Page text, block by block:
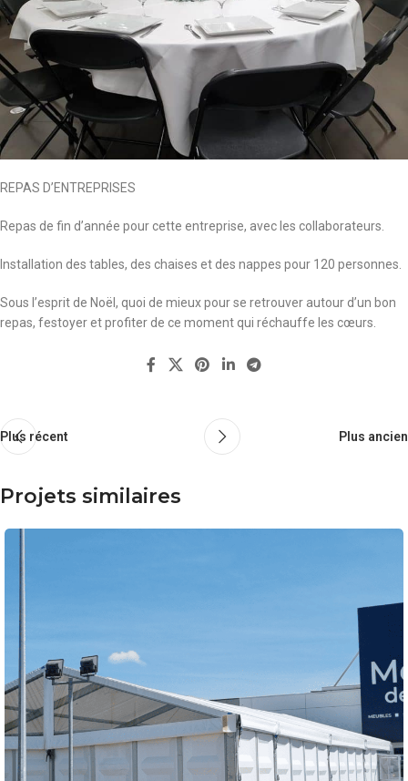
REPAS D’ENTREPRISES
Repas de fin d’année pour cette entreprise, avec les collaborateurs.
Installation des tables, des chaises et des nappes pour 120 personnes.
Sous l’esprit de Noël, quoi de mieux pour se retrouver autour d’un bon
repas, festoyer et profiter de ce moment qui réchauffe les cœurs.
Plus récent Plus ancien
Projets similaires